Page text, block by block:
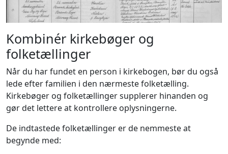
Kombinér kirkebøger og
folketællinger
Når du har fundet en person i kirkebogen, bør du også
lede efter familien i den nærmeste folketælling.
Kirkebøger og folketællinger supplerer hinanden og
gør det lettere at kontrollere oplysningerne.
De indtastede folketællinger er de nemmeste at
begynde med: